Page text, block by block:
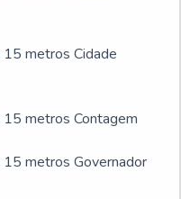
metros Cidade
metros Contagem
metros Governador